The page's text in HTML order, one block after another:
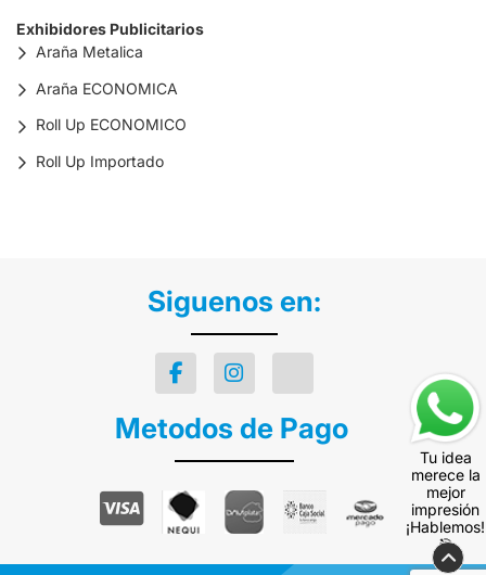
Exhibidores Publicitarios
Araña Metalica
Araña ECONOMICA
Roll Up ECONOMICO
Roll Up Importado
Siguenos en:
Metodos de Pago
Tu idea
merece la
mejor
impresión
¡Hablemos!
🎯